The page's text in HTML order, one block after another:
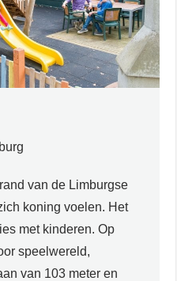
van de Limburgse
koning voelen. Het
met kinderen. Op
speelwereld,
van 103 meter en